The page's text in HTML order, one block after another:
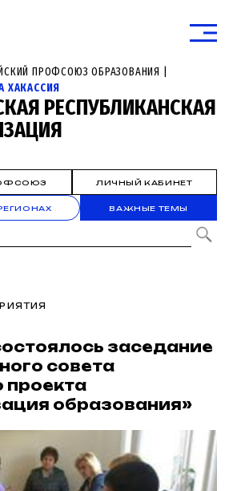
ПРОФСОЮЗ ОБРАЗОВАНИЯ |
ХАКАССИЯ
РЕСПУБЛИКАНСКАЯ
ЛИЧНЫЙ КАБИНЕТ
ВАЖНЫЕ ТЕМЫ
заседание
совета
проекта
образования»